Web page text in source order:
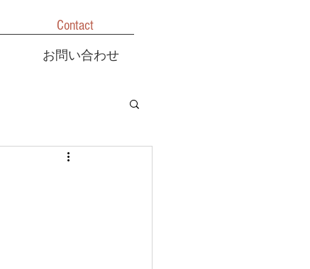
お問い合わせ
Contact